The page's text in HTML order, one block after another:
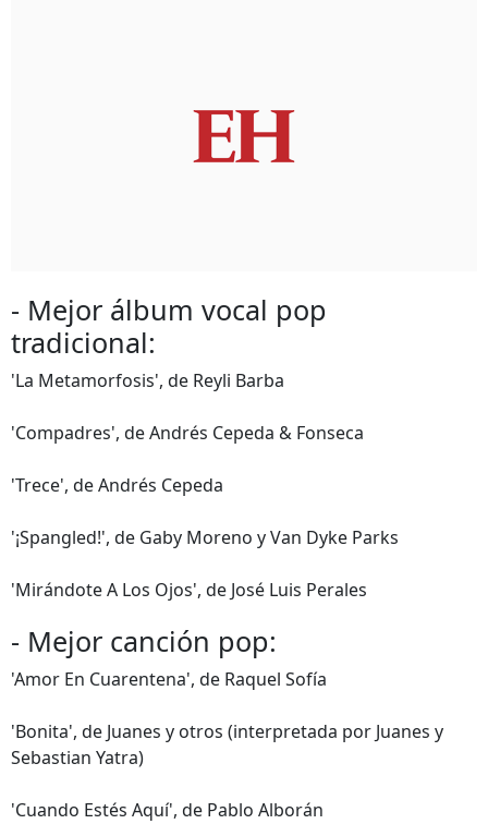
- Mejor álbum vocal pop
tradicional:
'La Metamorfosis', de Reyli Barba
'Compadres', de Andrés Cepeda & Fonseca
'Trece', de Andrés Cepeda
'¡Spangled!', de Gaby Moreno y Van Dyke Parks
'Mirándote A Los Ojos', de José Luis Perales
- Mejor canción pop:
'Amor En Cuarentena', de Raquel Sofía
'Bonita', de Juanes y otros (interpretada por Juanes y
Sebastian Yatra)
'Cuando Estés Aquí', de Pablo Alborán